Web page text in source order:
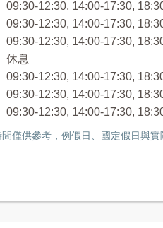
09:30-12:30, 14:00-17:30,
09:30-12:30, 14:00-17:30,
09:30-12:30, 14:00-17:30,
休息
09:30-12:30, 14:00-17:30,
09:30-12:30, 14:00-17:30,
09:30-12:30, 14:00-17:30,
僅供參考，例假日、國定假日與實